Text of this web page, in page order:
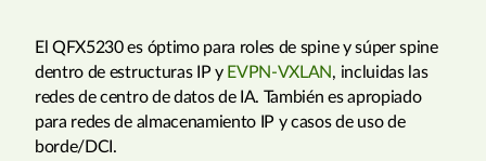
El QFX5230 es óptimo para roles de spine y súper spine
dentro de estructuras IP y EVPN-VXLAN, incluidas las
redes de centro de datos de IA. También es apropiado
para redes de almacenamiento IP y casos de uso de
borde/DCI.